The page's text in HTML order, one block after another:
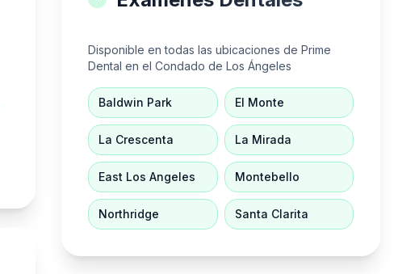
Disponible en todas las ubicaciones de Prime
Dental en el Condado de Los Ángeles
Baldwin Park El Monte
La Crescenta La Mirada
East Los Angeles Montebello
Northridge Santa Clarita